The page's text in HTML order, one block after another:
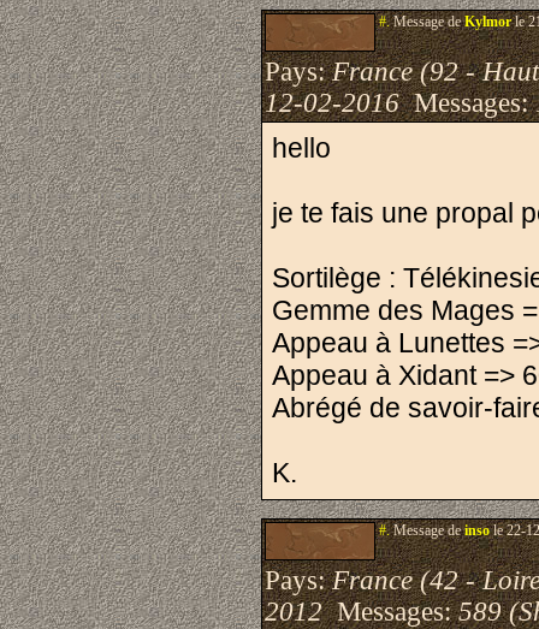
#.Message deKylmorle
Pays:France (92 -
12-02-2016Messages:
hello
je te fais une propal
Sortilège :
Gemme des Mages
Appeau à Lunettes
Appeau à Xidant =>
Abrégé de savoir-
K.
#.Message deinsole 22-
Pays:France (42 -
2012Messages:589